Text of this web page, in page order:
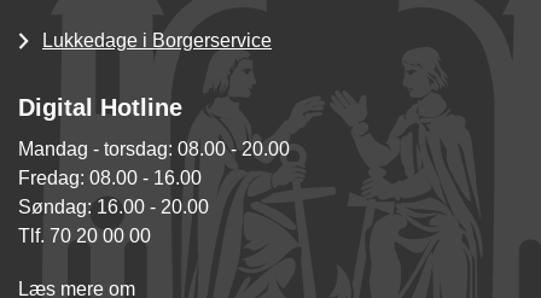
Lukkedage i Borgerservice
Digital Hotline
Mandag - torsdag: 08.00 - 20.00
Fredag: 08.00 - 16.00
Søndag: 16.00 - 20.00
Tlf. 70 20 00 00
Læs mere om